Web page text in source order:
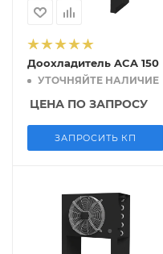
Доохладитель ACA 150
УТОЧНЯЙТЕ НАЛИЧИЕ
ЦЕНА ПО ЗАПРОСУ
ЗАПРОСИТЬ КП